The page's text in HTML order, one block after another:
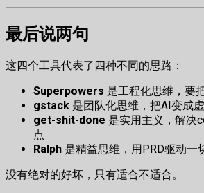
最后说两句
这四个工具代表了四种不同的思路：
Superpowers 是工程化思维，要
gstack 是团队化思维，把AI变成
get-shit-done 是实用主义，解决
点
Ralph 是精益思维，用PRD驱动一
没有绝对的好坏，只有适合不适合。